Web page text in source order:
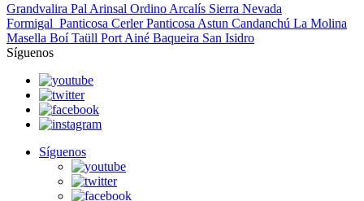
Grandvalira Pal Arinsal Ordino Arcalís Sierra Nevada
Formigal_Panticosa Cerler Panticosa Astun Candanchú La Molina
Masella Boí Taüll Port Ainé Baqueira San Isidro
Síguenos
Síguenos